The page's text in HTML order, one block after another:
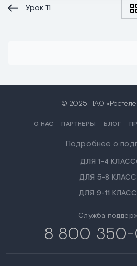
Урок11
© 2025 ПАО
О НАС ПАРТНЕРЫ БЛОГ
Подробнее о
ДЛЯ 1-4
ДЛЯ 5-8
ДЛЯ 9-11
Служба
8 800